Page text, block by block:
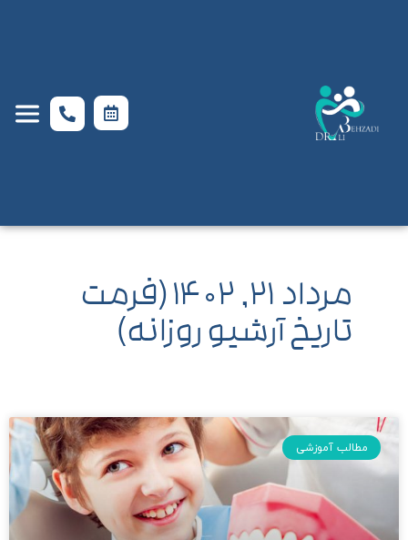
مرداد ۲۱, ۱۴۰۲ (فرمت
تاریخ آرشیو روزانه)
مطالب آموزشی